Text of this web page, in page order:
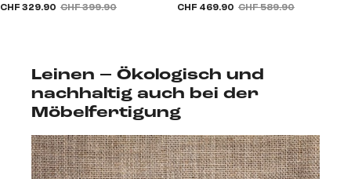
CHF 329.90 CHF 399.90 CHF 469.90 CHF 589.90
Leinen – Ökologisch und
nachhaltig auch bei der
Möbelfertigung